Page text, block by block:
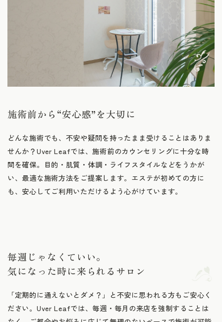
施術前から“安心感”を大切に
どんな施術でも、不安や疑問を持ったまま受けることはありま
せんか？Uver Leafでは、施術前のカウンセリングに十分な時
間を確保。目的・肌質・体調・ライフスタイルなどをうかが
い、最適な施術方法をご提案します。エステが初めての方に
も、安心してご利用いただけるよう心がけています。
毎週じゃなくていい。
気になった時に来られるサロン
「定期的に通えないとダメ？」と不安に思われる方もご安心く
ださい。Uver Leafでは、毎週・毎月の来店を強制することは